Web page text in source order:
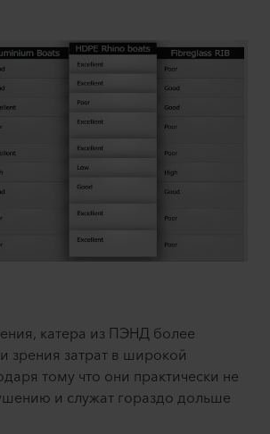
катера из ПЭНД более
зрения затрат в широкой
тому что они практически не
и служат гораздо дольше